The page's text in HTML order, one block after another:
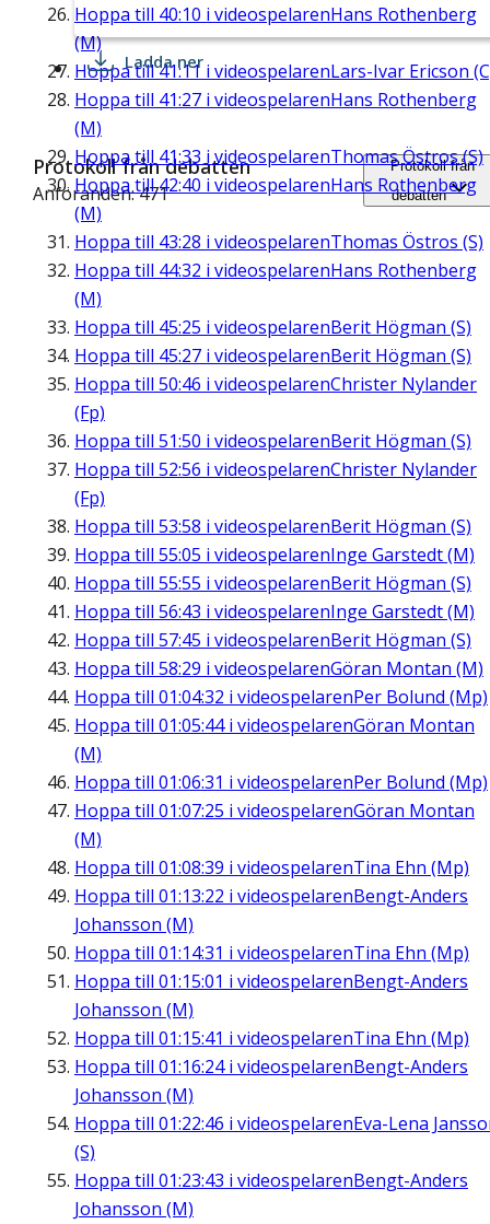
Hoppa till 40:10 i videospelarenHans Rothenberg
(M)
Hoppa till41:11 i videospelarenLars-Ivar Ericson
Hoppa till 41:27 i videospelarenHans Rothenberg
(M)
Hoppa till 41:33 i videospelarenThomas Östros (S)
Hoppa till42:40 i videospelarenHans Rothenberg
(M)
Hoppa till 43:28 i videospelarenThomas Östros (S)
Hoppa till 44:32 i videospelarenHans Rothenberg
(M)
Hoppa till 45:25 i videospelarenBerit Högman (S)
Hoppa till 45:27 i videospelarenBerit Högman (S)
Hoppa till 50:46 i videospelarenChrister Nylander
(Fp)
Hoppa till 51:50 i videospelarenBerit Högman (S)
Hoppa till 52:56 i videospelarenChrister Nylander
(Fp)
Hoppa till 53:58 i videospelarenBerit Högman (S)
Hoppa till 55:05 i videospelarenInge Garstedt (M)
Hoppa till 55:55 i videospelarenBerit Högman (S)
Hoppa till 56:43 i videospelarenInge Garstedt (M)
Hoppa till 57:45 i videospelarenBerit Högman (S)
Hoppa till 58:29 i videospelarenGöran Montan (M)
Hoppa till 01:04:32 i videospelarenPer Bolund (Mp)
Hoppa till 01:05:44i videospelarenGöran Montan
(M)
Hoppa till 01:06:31 i videospelarenPer Bolund (Mp)
Hoppa till 01:07:25 i videospelarenGöran Montan
(M)
Hoppa till 01:08:39 i videospelarenTina Ehn (Mp)
Hoppa till 01:13:22 i videospelarenBengt-Anders
Johansson (M)
Hoppa till 01:14:31 i videospelarenTina Ehn (Mp)
Hoppa till 01:15:01 i videospelarenBengt-Anders
Johansson (M)
Hoppa till 01:15:41 i videospelarenTina Ehn (Mp)
Hoppa till 01:16:24i videospelarenBengt-Anders
Johansson (M)
Hoppa till 01:22:46 i videospelarenEva-Lena
(S)
Hoppa till 01:23:43 i videospelarenBengt-Anders
Johansson (M)
Ladda ner
Protokoll från debatten
Anföranden: 471
Protokoll från
debatten